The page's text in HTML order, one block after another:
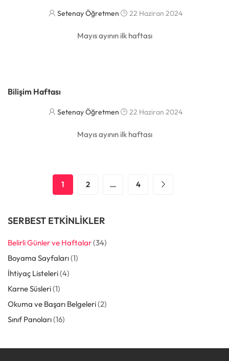
Setenay Öğretmen 22 Haziran 2024
Mayıs ayının ilk haftası
Bilişim Haftası
Setenay Öğretmen 22 Haziran 2024
Mayıs ayının ilk haftası
1 2 … 4
SERBEST ETKINLIKLER
Belirli Günler ve Haftalar(34)
Boyama Sayfaları(1)
İhtiyaç Listeleri(4)
Karne Süsleri(1)
Okuma ve Başarı Belgeleri(2)
Sınıf Panoları(16)